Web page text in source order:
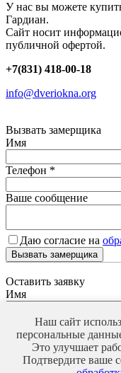
У нас вы можете
Гардиан.
Сайт носит
публичной офертой.
+7(831) 418-00-18
info@dveriokna.org
Вызвать замерщика
Имя
Телефон *
Ваше сообщение
Даю согласие на
Вызвать замерщика
Оставить заявку
Имя
Телефон*
Ваше сообщение
Наш сайт
персональные
Это улучшает
Подтвердите ваше